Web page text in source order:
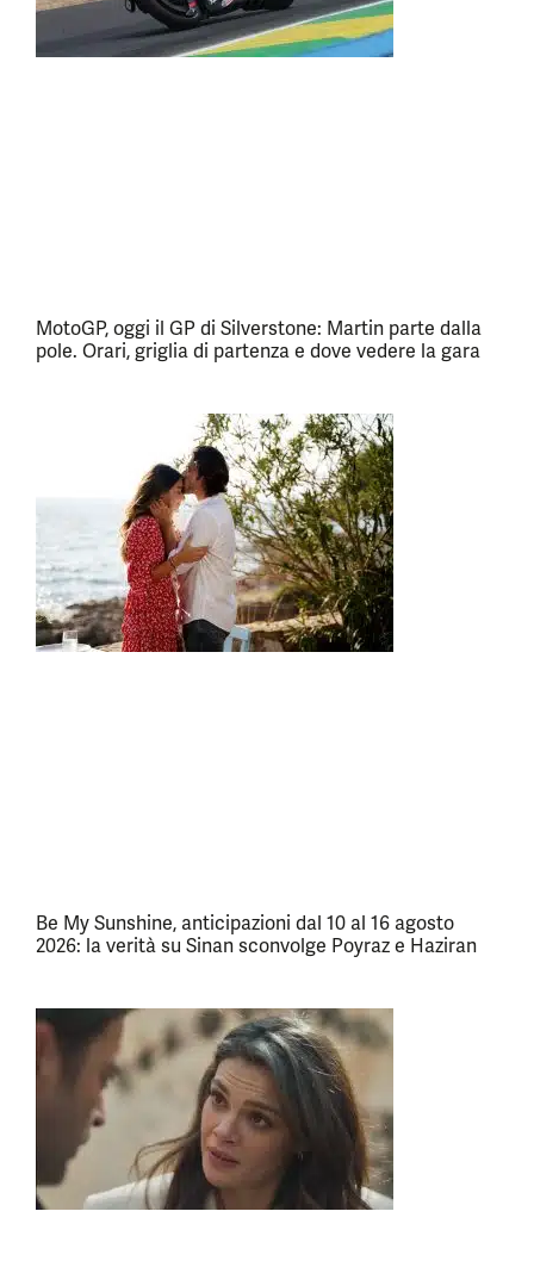
MotoGP, oggi il GP di Silverstone: Martin parte dalla
pole. Orari, griglia di partenza e dove vedere la gara
Be My Sunshine, anticipazioni dal 10 al 16 agosto
2026: la verità su Sinan sconvolge Poyraz e Haziran